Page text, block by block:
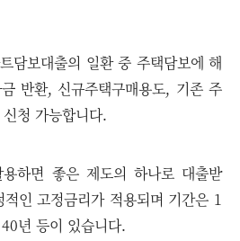
담보대출의 일환 중 주택담보에 해
반환, 신규주택구매용도, 기존 주
청 가능합니다.
하면 좋은 제도의 하나로 대출받
인 고정금리가 적용되며 기간은 1
년 등이 있습니다.